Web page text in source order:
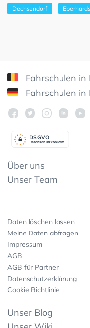
Dechsendorf
Fahrschulen in
Fahrschulen in
Datenschutzkonform
DSGVO
Über uns
Unser Team
Daten löschen lassen
Meine Daten abfragen
Impressum
AGB
AGB für Partner
Datenschutzerklärung
Cookie Richtlinie
Unser Blog